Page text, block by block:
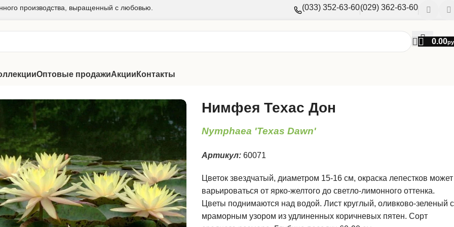
производства, выращенный с любовью. (033) 352-63-60(029) 362-63-60
0.00
Оптовые продажиАкции Контакты
Нимфея Техас Дон
Nymphaea 'Texas Dawn'
Артикул: 60071
Цветок звездчатый, диаметром 15-16 см, окраска лепестков может
варьироваться от ярко-желтого до светло-лимонного оттенка.
Цветы поднимаются над водой. Лист круглый, оливково-зеленый с
мраморным узором из удлиненных коричневых пятен. Сорт